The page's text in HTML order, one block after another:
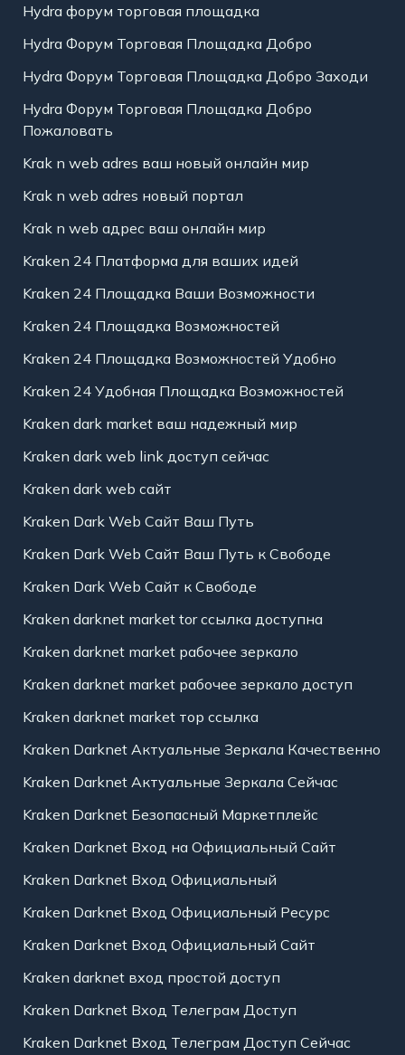
Hydra форум торговая площадка
Hydra Форум Торговая Площадка Добро
Hydra Форум Торговая Площадка Добро Заходи
Hydra Форум Торговая Площадка Добро
Пожаловать
Krak n web adres ваш новый онлайн мир
Krak n web adres новый портал
Krak n web адрес ваш онлайн мир
Kraken 24 Платформа для ваших идей
Kraken 24 Площадка Ваши Возможности
Kraken 24 Площадка Возможностей
Kraken 24 Площадка Возможностей Удобно
Kraken 24 Удобная Площадка Возможностей
Kraken dark market ваш надежный мир
Kraken dark web link доступ сейчас
Kraken dark web сайт
Kraken Dark Web Сайт Ваш Путь
Kraken Dark Web Сайт Ваш Путь к Свободе
Kraken Dark Web Сайт к Свободе
Kraken darknet market tor ссылка доступна
Kraken darknet market рабочее зеркало
Kraken darknet market рабочее зеркало доступ
Kraken darknet market тор ссылка
Kraken Darknet Актуальные Зеркала Качественно
Kraken Darknet Актуальные Зеркала Сейчас
Kraken Darknet Безопасный Маркетплейс
Kraken Darknet Вход на Официальный Сайт
Kraken Darknet Вход Официальный
Kraken Darknet Вход Официальный Ресурс
Kraken Darknet Вход Официальный Сайт
Kraken darknet вход простой доступ
Kraken Darknet Вход Телеграм Доступ
Kraken Darknet Вход Телеграм Доступ Сейчас